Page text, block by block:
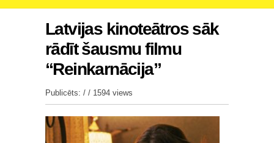
Latvijas kinoteātros sāk
rādīt šausmu filmu
“Reinkarnācija”
Publicēts: / / 1594 views